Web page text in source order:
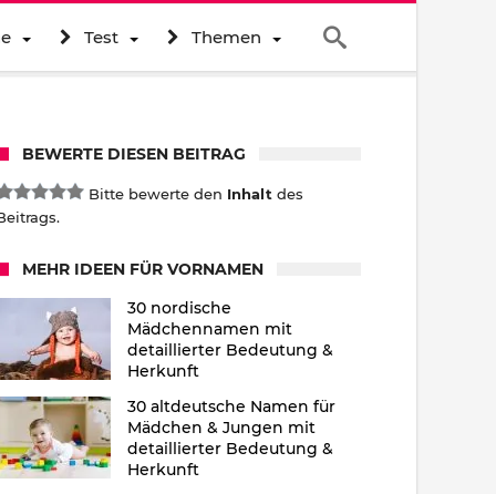
Test Themen
BEWERTE DIESEN BEITRAG
Bitte bewerte den Inhalt des
MEHR IDEEN FÜR VORNAMEN
30 nordische
Mädchennamen mit
detaillierter Bedeutung &
Herkunft
30 altdeutsche Namen für
Mädchen & Jungen mit
detaillierter Bedeutung &
Herkunft